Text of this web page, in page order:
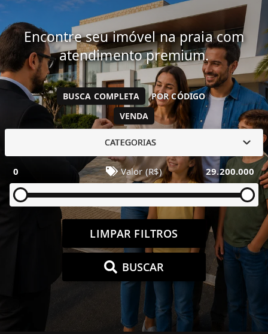
Encontre seu imóvel na praia com
atendimento premium.
VENDA
BUSCA COMPLETA POR CÓDIGO
CATEGORIAS
0 Valor (R$) 29.200.000
LIMPAR FILTROS
BUSCAR